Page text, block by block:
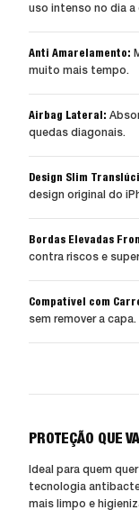
uso intenso no dia a
Anti Amarelamento:
muito mais tempo.
Airbag Lateral:
quedas diagonais.
Design Slim
design original do
Bordas Elevadas
contra riscos e
Compatível com
sem remover a capa.
PROTEÇÃO QUE
Ideal para quem
tecnologia
mais limpo e